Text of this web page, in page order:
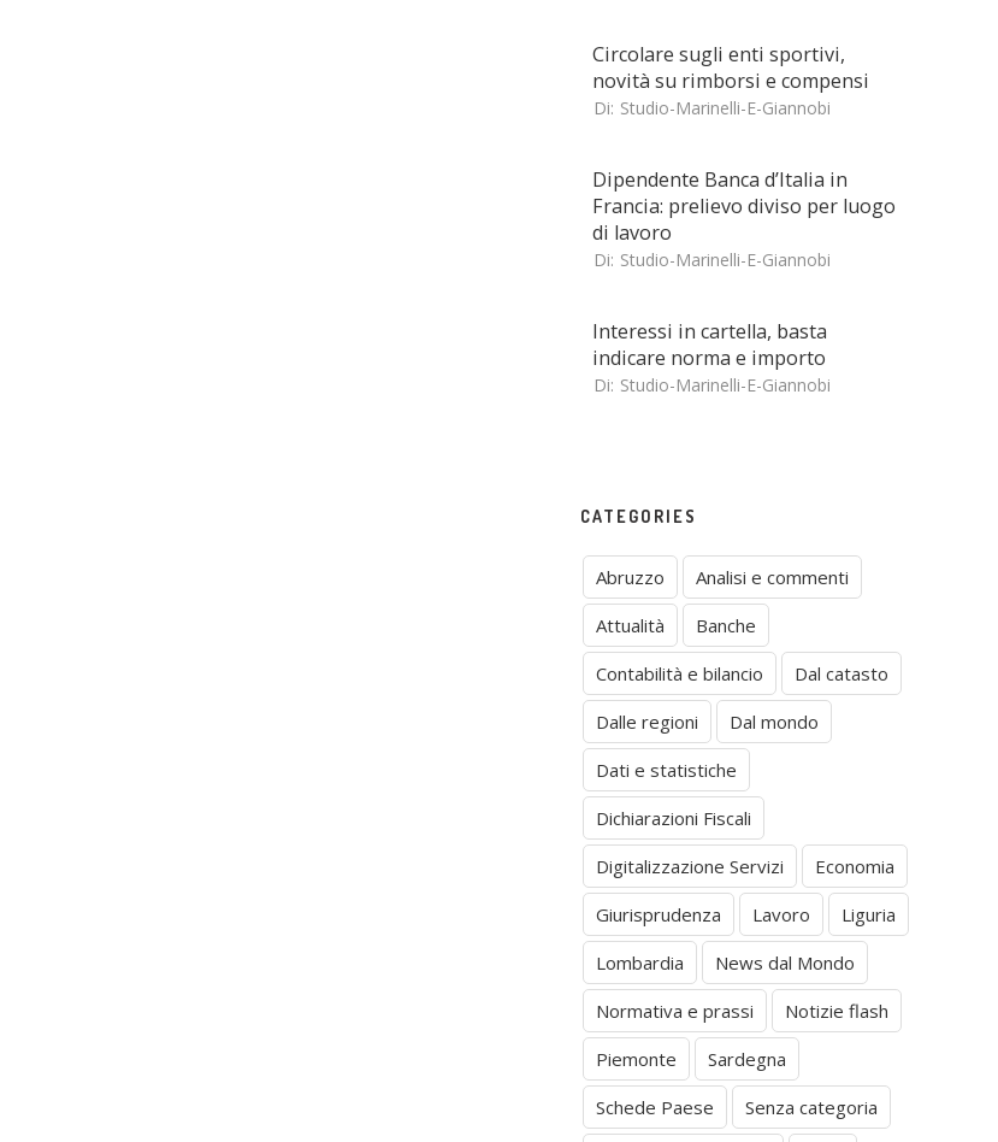
Circolare sugli enti sportivi,
novità su rimborsi e compensi
Di: Studio-Marinelli-E-Giannobi
Dipendente Banca d’Italia in
Francia: prelievo diviso per luogo
di lavoro
Di: Studio-Marinelli-E-Giannobi
Interessi in cartella, basta
indicare norma e importo
Di: Studio-Marinelli-E-Giannobi
CATEGORIES
Abruzzo
Analisi e commenti
Attualità
Banche
Contabilità e bilancio
Dal catasto
Dalle regioni
Dal mondo
Dati e statistiche
Dichiarazioni Fiscali
Digitalizzazione Servizi
Economia
Giurisprudenza
Lavoro
Liguria
Lombardia
News dal Mondo
Normativa e prassi
Notizie flash
Piemonte
Sardegna
Schede Paese
Senza categoria